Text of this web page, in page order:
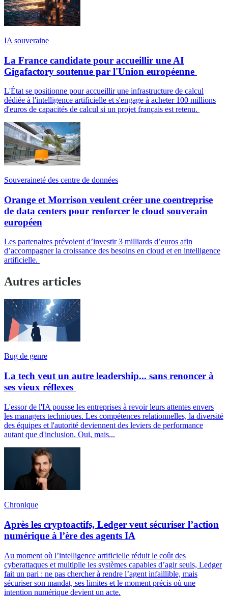
IA souveraine
La France candidate pour accueillir une AI
Gigafactory soutenue par l'Union européenne
L'État se positionne pour accueillir une infrastructure de calcul
dédiée à l'intelligence artificielle et s'engage à acheter 100 millions
d'euros de capacités de calcul si un projet français est retenu.
Souveraineté des centre de données
Orange et Morrison veulent créer une coentreprise
de data centers pour renforcer le cloud souverain
européen
Les partenaires prévoient d’investir 3 milliards d’euros afin
d’accompagner la croissance des besoins en cloud et en intelligence
artificielle.
Autres articles
Bug de genre
La tech veut un autre leadership... sans renoncer à
ses vieux réflexes
L'essor de l'IA pousse les entreprises à revoir leurs attentes envers
les managers techniques. Les compétences relationnelles, la diversité
des équipes et l'autorité deviennent des leviers de performance
autant que d'inclusion. Oui, mais...
Chronique
Après les cryptoactifs, Ledger veut sécuriser l’action
numérique à l’ère des agents IA
Au moment où l’intelligence artificielle réduit le coût des
cyberattaques et multiplie les systèmes capables d’agir seuls, Ledger
fait un pari : ne pas chercher à rendre l’agent infaillible, mais
sécuriser son mandat, ses limites et le moment précis où une
intention numérique devient un acte.